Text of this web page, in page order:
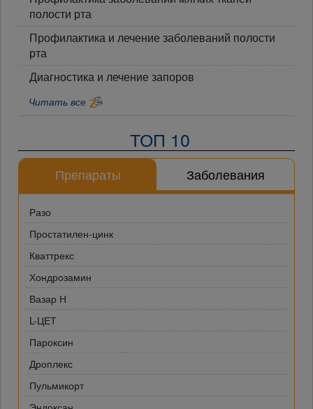
полости рта
Профилактика и лечение заболеваний полости
рта
Диагностика и лечение запоров
Читать все
ТОП 10
Препараты Заболевания
Разо
Простатилен-цинк
Кваттрекс
Хондрозамин
Вазар Н
L-ЦЕТ
Пароксин
Дроплекс
Пульмикорт